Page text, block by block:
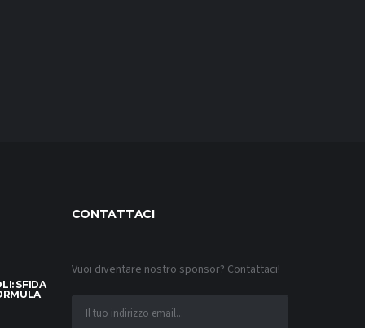
SFIDA
CONTATTACI
Vuoi diventare nostro sponsor? Contattaci!